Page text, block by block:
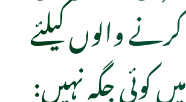
والوں کیلئے
کوئی جگہ نہیں: